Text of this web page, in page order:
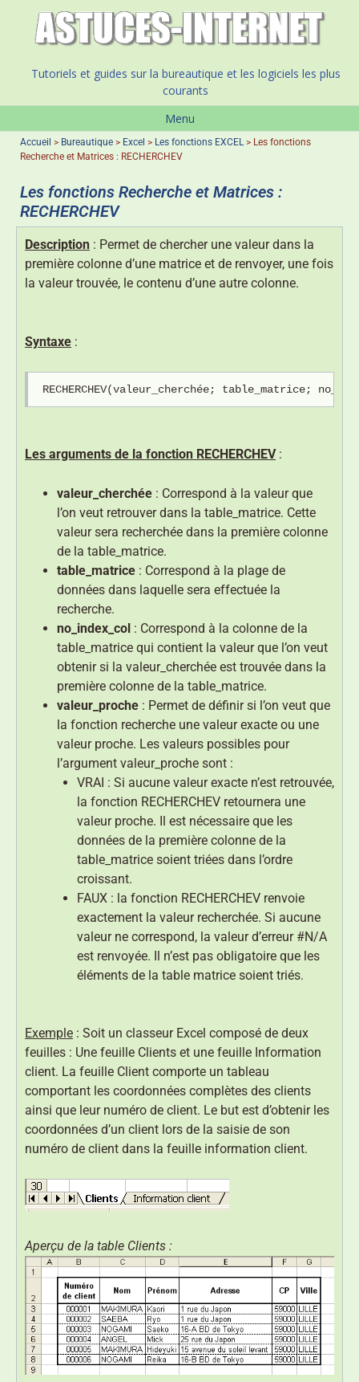
Tutoriels et guides sur la bureautique et les logiciels les plus
courants
Menu
Accueil > Bureautique > Excel > Les fonctions EXCEL> Les fonctions
Recherche et Matrices : RECHERCHEV
Les fonctions Recherche et Matrices :
RECHERCHEV
Description : Permet de chercher une valeur dans la
première colonne d’une matrice et de renvoyer, une fois
la valeur trouvée, le contenu d’une autre colonne.
Syntaxe :
RECHERCHEV(valeur_cherchée; table_matrice;
Les arguments de la fonction RECHERCHEV:
valeur_cherchée : Correspond à la valeur que
l’on veut retrouver dans la table_matrice. Cette
valeur sera recherchée dans la première colonne
de la table_matrice.
table_matrice : Correspond à la plage de
données dans laquelle sera effectuée la
recherche.
no_index_col : Correspond à la colonne de la
table_matrice qui contient la valeur que l’on veut
obtenir si la valeur_cherchée est trouvée dans la
première colonne de la table_matrice.
valeur_proche : Permet de définir si l’on veut que
la fonction recherche une valeur exacte ou une
valeur proche. Les valeurs possibles pour
l’argument valeur_proche sont :
VRAI : Si aucune valeur exacte n’est retrouvée,
la fonction RECHERCHEV retournera une
valeur proche. Il est nécessaire que les
données de la première colonne de la
table_matrice soient triées dans l’ordre
croissant.
FAUX : la fonction RECHERCHEV renvoie
exactement la valeur recherchée. Si aucune
valeur ne correspond, la valeur d’erreur #N/A
est renvoyée. Il n’est pas obligatoire que les
éléments de la table matrice soient triés.
Exemple : Soit un classeur Excel composé de deux
feuilles : Une feuille Clients et une feuille Information
client. La feuille Client comporte un tableau
comportant les coordonnées complètes des clients
ainsi que leur numéro de client. Le but est d’obtenir les
coordonnées d’un client lors de la saisie de son
numéro de client dans la feuille information client.
Aperçu de la table Clients :